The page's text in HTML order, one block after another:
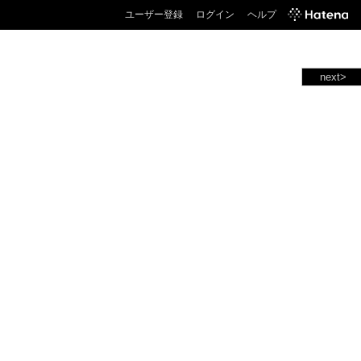
ユーザー登録 ログイン ヘルプ
next>